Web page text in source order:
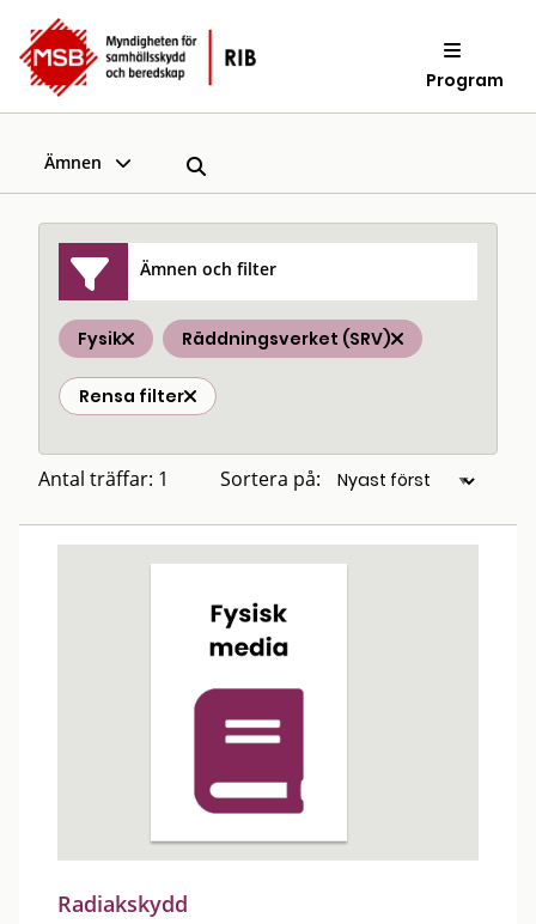
Program
Ämnen
Ämnen och filter
Fysik Räddningsverket (SRV)
Rensa filter
Antal träffar: 1 Sortera på:
Radiakskydd